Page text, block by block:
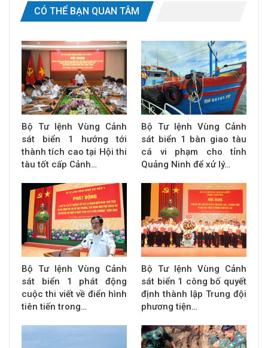
CÓ THỂ BẠN QUAN TÂM
Bộ Tư lệnh Vùng Cảnh
sát biển 1 hướng tới
thành tích cao tại Hội thi
tàu tốt cấp Cảnh…
Bộ Tư lệnh Vùng Cảnh
sát biển 1 bàn giao tàu
cá vi phạm cho tỉnh
Quảng Ninh để xử lý…
Bộ Tư lệnh Vùng Cảnh
sát biển 1 phát động
cuộc thi viết về điển hình
tiên tiến trong…
Bộ Tư lệnh Vùng Cảnh
sát biển 1 công bố quyết
định thành lập Trung đội
phương tiện…